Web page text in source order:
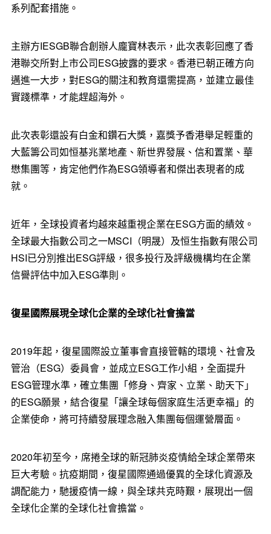
系列配套措施。
主辦方IESGB聯合創辦人龐寶林表示，此次表彰回應了香
港聯交所對上市公司ESG披露的要求。香港已朝正確方向
邁進一大步，對ESG的關注和教育還需提高，並建立最佳
實踐標準，才能趕超海外。
此次表彰還設有白金和鑽石大獎，嘉獎予香港舉足輕重的
大藍籌公司如恒基兆業地產、新世界發展、信和置業、華
懋集團等，肯定他們作為ESG領導者和傑出表現者的成
就。
近年，全球投資者均越來越重視企業在ESG方面的績效。
全球最大指數公司之一MSCI（明晟）及恒生指數有限公司
HSI已分別推出ESG評級，很多投行及評級機構均在企業
信譽評估中加入ESG準則。
復星國際展現全球化企業的全球化社會擔當
2019年起，復星國際設立董事會直接管轄的環境、社會及
管治（ESG）委員會，並成立ESG工作小組，全面提升
ESG管理水準，確立集團「修身、齊家、立業、助天下」
的ESG願景，結合復星「讓全球每個家庭生活更幸福」的
企業使命，將可持續發展理念融入集團每個運營層面。
2020年初至今，席捲全球的新冠肺炎疫情給全球企業帶來
巨大考驗。抗疫期間，復星國際通過優異的全球化資源及
調配能力，馳援疫情一線，與全球共克時艱，展現出一個
全球化企業的全球化社會擔當。